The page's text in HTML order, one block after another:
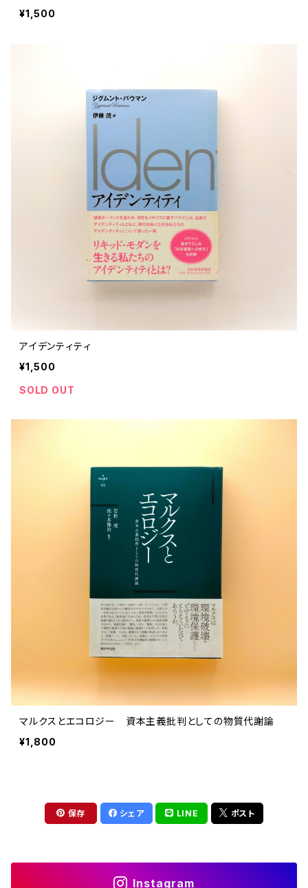
¥1,500
アイデンティティ
¥1,500
SOLD OUT
マルクスとエコロジー 資本主義批判としての物質代謝論
¥1,800
保存 シェア LINE ポスト
Instagram